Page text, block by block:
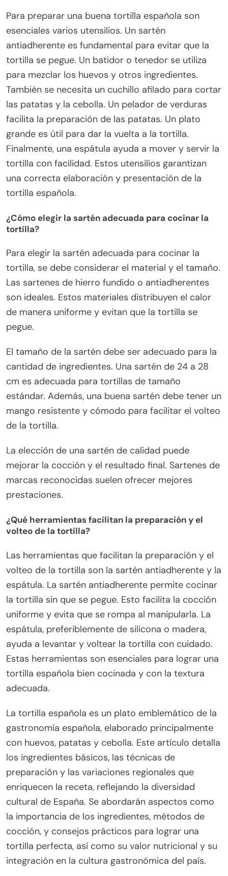
Para preparar una buena tortilla española son
esenciales varios utensilios. Un sartén
antiadherente es fundamental para evitar que la
tortilla se pegue. Un batidor o tenedor se utiliza
para mezclar los huevos y otros ingredientes.
También se necesita un cuchillo afilado para cortar
las patatas y la cebolla. Un pelador de verduras
facilita la preparación de las patatas. Un plato
grande es útil para dar la vuelta a la tortilla.
Finalmente, una espátula ayuda a mover y servir la
tortilla con facilidad. Estos utensilios garantizan
una correcta elaboración y presentación de la
tortilla española.
¿Cómo elegir la sartén adecuada para cocinar la
tortilla?
Para elegir la sartén adecuada para cocinar la
tortilla, se debe considerar el material y el tamaño.
Las sartenes de hierro fundido o antiadherentes
son ideales. Estos materiales distribuyen el calor
de manera uniforme y evitan que la tortilla se
pegue.
El tamaño de la sartén debe ser adecuado para la
cantidad de ingredientes. Una sartén de 24 a 28
cm es adecuada para tortillas de tamaño
estándar. Además, una buena sartén debe tener un
mango resistente y cómodo para facilitar el volteo
de la tortilla.
La elección de una sartén de calidad puede
mejorar la cocción y el resultado final. Sartenes de
marcas reconocidas suelen ofrecer mejores
prestaciones.
¿Qué herramientas facilitan la preparación y el
volteo de la tortilla?
Las herramientas que facilitan la preparación y el
volteo de la tortilla son la sartén antiadherente y la
espátula. La sartén antiadherente permite cocinar
la tortilla sin que se pegue. Esto facilita la cocción
uniforme y evita que se rompa al manipularla. La
espátula, preferiblemente de silicona o madera,
ayuda a levantar y voltear la tortilla con cuidado.
Estas herramientas son esenciales para lograr una
tortilla española bien cocinada y con la textura
adecuada.
La tortilla española es un plato emblemático de la
gastronomía española, elaborado principalmente
con huevos, patatas y cebolla. Este artículo detalla
los ingredientes básicos, las técnicas de
preparación y las variaciones regionales que
enriquecen la receta, reflejando la diversidad
cultural de España. Se abordarán aspectos como
la importancia de los ingredientes, métodos de
cocción, y consejos prácticos para lograr una
tortilla perfecta, así como su valor nutricional y su
integración en la cultura gastronómica del país.